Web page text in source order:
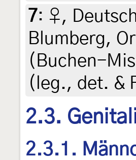
7: ♀,
Blumberg,
(Buchen-
(leg., det. &
2.3.
2.3.1.